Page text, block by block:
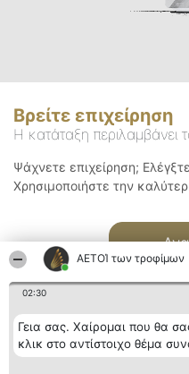
ΑΕΤΟΊ των τροφίμων
02:30
Γεια σας. Χαίρομαι που θα
κλικ στο αντίστοιχο θέμα
Βρείτε επιχείρηση
Η κατάταξη περιλαμβάνει
Ψάχνετε επιχείρηση;
Χρησιμοποιήστε την